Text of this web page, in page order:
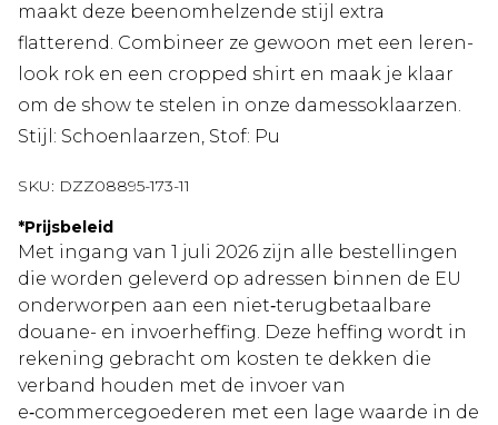
maakt deze beenomhelzende stijl extra
flatterend. Combineer ze gewoon met een leren-
look rok en een cropped shirt en maak je klaar
om de show te stelen in onze damessoklaarzen.
Stijl: Schoenlaarzen, Stof: Pu
SKU: DZZ08895-173-11
*Prijsbeleid
Met ingang van 1 juli 2026 zijn alle bestellingen
die worden geleverd op adressen binnen de EU
onderworpen aan een niet‑terugbetaalbare
douane- en invoerheffing. Deze heffing wordt in
rekening gebracht om kosten te dekken die
verband houden met de invoer van
e‑commercegoederen met een lage waarde in de